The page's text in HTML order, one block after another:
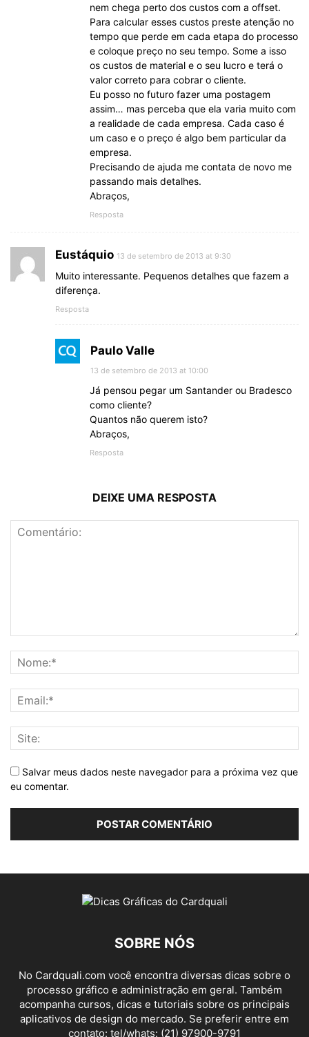
nem chega perto dos custos com a offset.
Para calcular esses custos preste atenção no
tempo que perde em cada etapa do processo
e coloque preço no seu tempo. Some a isso
os custos de material e o seu lucro e terá o
valor correto para cobrar o cliente.
Eu posso no futuro fazer uma postagem
assim… mas perceba que ela varia muito com
a realidade de cada empresa. Cada caso é
um caso e o preço é algo bem particular da
empresa.
Precisando de ajuda me contata de novo me
passando mais detalhes.
Abraços,
Resposta
Eustáquio 13 de setembro de 2013 at 9:30
Muito interessante. Pequenos detalhes que fazem a
diferença.
Resposta
Paulo Valle
13 de setembro de 2013 at 10:00
Já pensou pegar um Santander ou Bradesco
como cliente?
Quantos não querem isto?
Abraços,
Resposta
DEIXE UMA RESPOSTA
Salvar meus dados neste navegador para a próxima vez que
eu comentar.
SOBRE NÓS
No Cardquali.com você encontra diversas dicas sobre o
processo gráfico e administração em geral. Também
acompanha cursos, dicas e tutoriais sobre os principais
aplicativos de design do mercado. Se preferir entre em
contato: tel/whats: (21) 97900-9791